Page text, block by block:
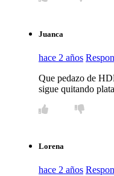
Juanca
hace 2 años
Que pedazo de
sigue quitando
Lorena
hace 2 años